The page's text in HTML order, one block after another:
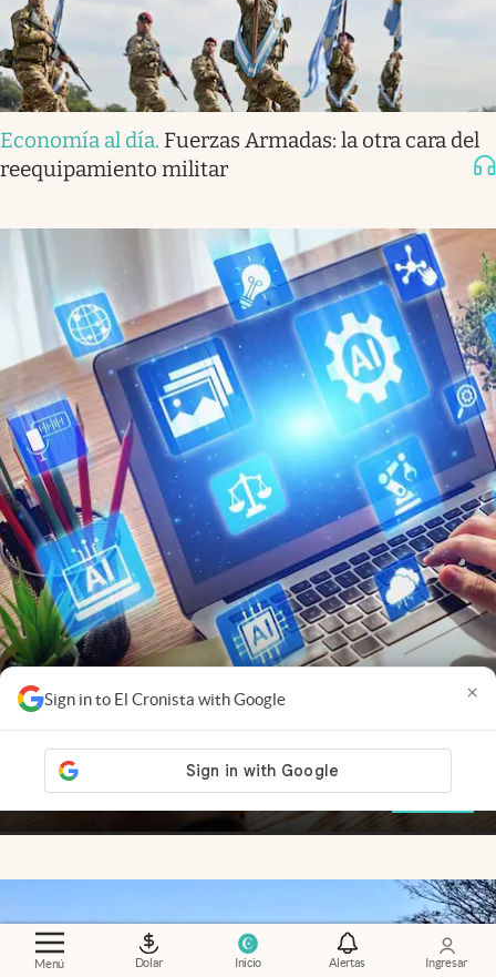
Menú Dolar Inicio Alertas Ingresar
Sign in to El Cronista with Google ×
Economía al día. Fuerzas Armadas: la otra cara del
reequipamiento militar
Nuevas ganadoras
crecen más rápido y desafían a las empresas
tradicionales
Adrián Mansilla